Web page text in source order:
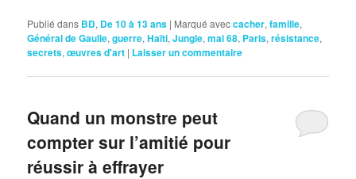
Publié dans BD, De 10 à 13 ans | Marqué aveccacher,famille,
Général de Gaulle,guerre,Haïti,Jungle,mai 68, Paris,résistance,
secrets,œuvres d'art | Laisser un commentaire
Quand un monstre peut
compter sur l’amitié pour
réussir à effrayer